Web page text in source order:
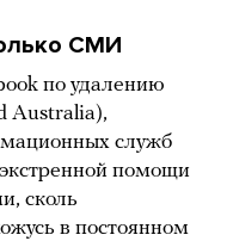
СМИ
по удалению
Australia),
служб
помощи
сколь
в постоянном